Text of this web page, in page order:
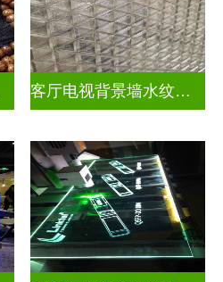
客厅电视背景墙水纹车刻玻璃